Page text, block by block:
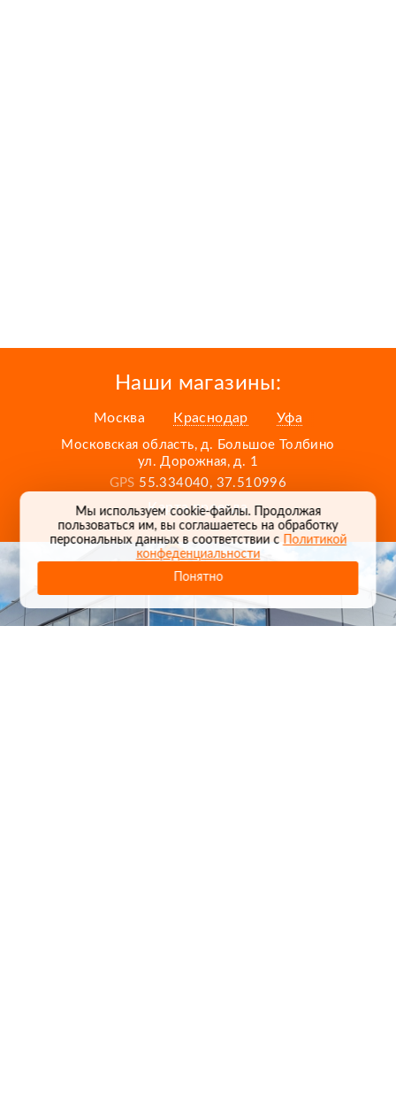
Наши магазины:
Москва Краснодар Уфа
Московская область, д. Большое Толбино
ул. Дорожная, д. 1
GPS 55.334040, 37.510996
Карта проезда
Мы используем cookie-файлы. Продолжая
пользоваться им, вы соглашаетесь на обработку
персональных данных в соответствии сПолитикой
конфеденциальности
Понятно